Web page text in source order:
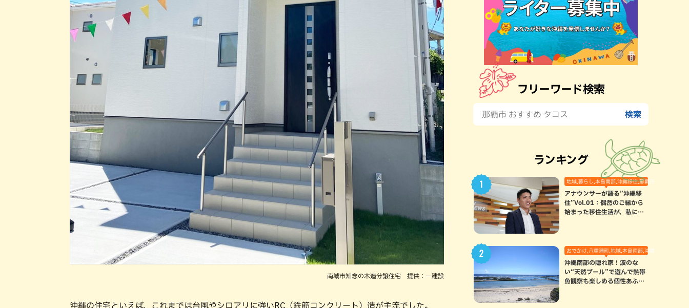
南城市知念の木造分譲住宅 提供：一建設
沖縄の住宅といえば、これまでは台風やシロアリに強いRC（鉄筋コンクリート）造が主流でした。
フリーワード検索
ランキング
地域,暮らし,本島南部,沖縄移住,那覇市
アナウンサーが語る”沖縄移
住”Vol.01：偶然のご縁から
始まった移住生活が、私にと
おでかけ,八重瀬町,地域,本島南部,沖縄の海,自然
沖縄南部の隠れ家！波のな
い“天然プール”で遊んで熱帯
魚観察も楽しめる個性あふれ